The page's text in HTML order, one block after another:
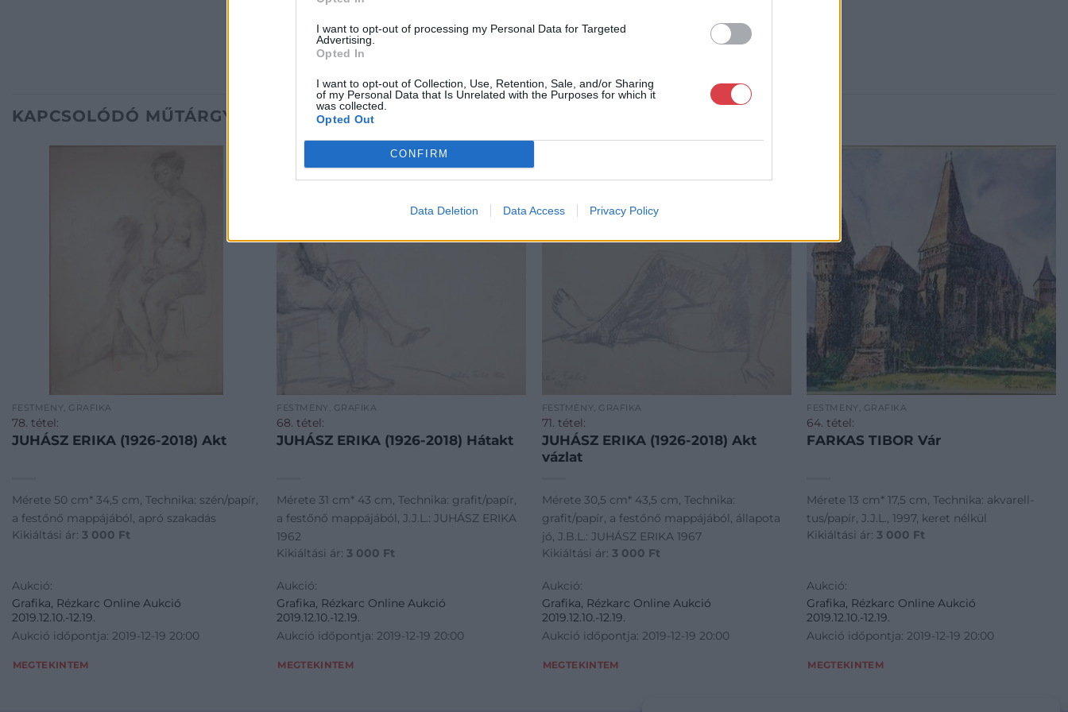
I want to opt-out of processing my Personal Data for Targeted
Advertising.
Opted In
I want to opt-out of Collection, Use, Retention, Sale, and/or Sharing
of my Personal Data that Is Unrelated with the Purposes for which it
was collected.
Opted Out
CONFIRM
Data Deletion Data Access Privacy Policy
KAPCSOLÓDÓ MŰTÁRGYAK
FESTMÉNY, GRAFIKA
78. tétel:
JUHÁSZ ERIKA (1926-2018) Akt
Mérete 50 cm* 34,5 cm, Technika: szén/papír,
a festőnő mappájából, apró szakadás
Kikiáltási ár: 3 000 Ft
Aukció:
Grafika, Rézkarc Online Aukció
2019.12.10.-12.19.
Aukció időpontja: 2019-12-19 20:00
MEGTEKINTEM
FESTMÉNY, GRAFIKA
68. tétel:
JUHÁSZ ERIKA (1926-2018) Hátakt
Mérete 31 cm* 43 cm, Technika: grafit/papír,
a festőnő mappájából, J.J.L.: JUHÁSZ ERIKA
1962
Kikiáltási ár:3 000 Ft
Aukció:
Grafika, Rézkarc Online Aukció
2019.12.10.-12.19.
Aukció időpontja: 2019-12-19 20:00
MEGTEKINTEM
FESTMÉNY, GRAFIKA
71. tétel:
JUHÁSZ ERIKA (1926-2018) Akt
vázlat
Mérete 30,5 cm* 43,5 cm, Technika:
grafit/papír, a festőnő mappájából, állapota
jó, J.B.L.: JUHÁSZ ERIKA 1967
Kikiáltási ár: 3 000 Ft
Aukció:
Grafika, Rézkarc Online Aukció
2019.12.10.-12.19.
Aukció időpontja: 2019-12-19 20:00
MEGTEKINTEM
FESTMÉNY, GRAFIKA
64. tétel:
FARKAS TIBOR Vár
Mérete 13 cm* 17,5 cm, Technika: akvarell-
tus/papír, J.J.L., 1997, keret nélkül
Kikiáltási ár:3 000 Ft
Aukció:
Grafika, Rézkarc Online Aukció
2019.12.10.-12.19.
Aukció időpontja: 2019-12-19 20:00
MEGTEKINTEM